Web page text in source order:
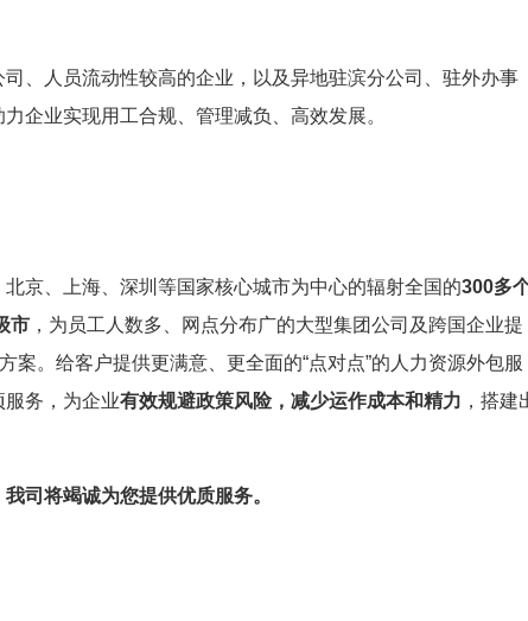
、人员流动性较高的企业，以及异地驻滨分公司、驻外办事
企业实现用工合规、管理减负、高效发展。
北京、上海、深圳等国家核心城市为中心的辐射全国的300多
市 ，为员工人数多、网点分布广的大型集团公司及跨国企业提
案。给客户提供更满意、更全面的“点对点”的人力资源外包服
务，为企业有效规避政策风险，减少运作成本和精力 ，搭建
司将竭诚为您提供优质服务。